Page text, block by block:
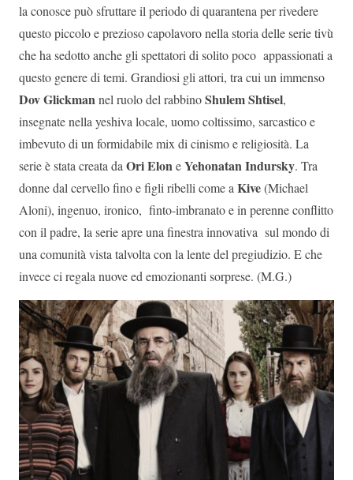
la conosce può sfruttare il periodo di quarantena per rivedere
questo piccolo e prezioso capolavoro nella storia delle serie tivù
che ha sedotto anche gli spettatori di solito poco appassionati a
questo genere di temi. Grandiosi gli attori, tra cui un immenso
Dov Glickmannel ruolo del rabbinoShulem Shtisel,
insegnate nella yeshiva locale, uomo coltissimo, sarcastico e
imbevuto di un formidabile mix di cinismo e religiosità. La
serie è stata creata da Ori EloneYehonatan Indursky. Tra
donne dal cervello fino e figli ribelli come a Kive(Michael
Aloni), ingenuo, ironico, finto-imbranato e in perenne conflitto
con il padre, la serie apre una finestra innovativa sul mondo di
una comunità vista talvolta con la lente del pregiudizio. E che
invece ci regala nuove ed emozionanti sorprese. (M.G.)